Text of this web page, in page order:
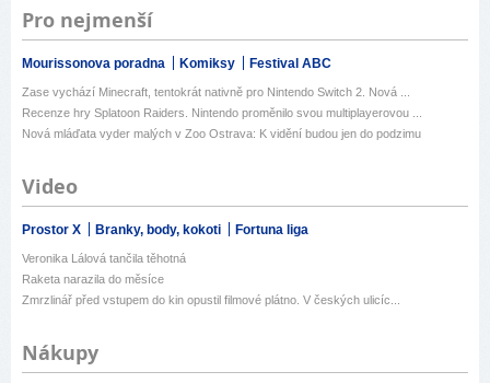
Pro nejmenší
Mourissonova poradna Komiksy Festival ABC
Zase vychází Minecraft, tentokrát nativně pro Nintendo Switch 2. Nová ...
Recenze hry Splatoon Raiders. Nintendo proměnilo svou multiplayerovou ...
Nová mláďata vyder malých v Zoo Ostrava: K vidění budou jen do podzimu
Video
Prostor X Branky, body, kokoti Fortuna liga
Veronika Lálová tančila těhotná
Raketa narazila do měsíce
Zmrzlinář před vstupem do kin opustil filmové plátno. V českých ulicíc...
Nákupy